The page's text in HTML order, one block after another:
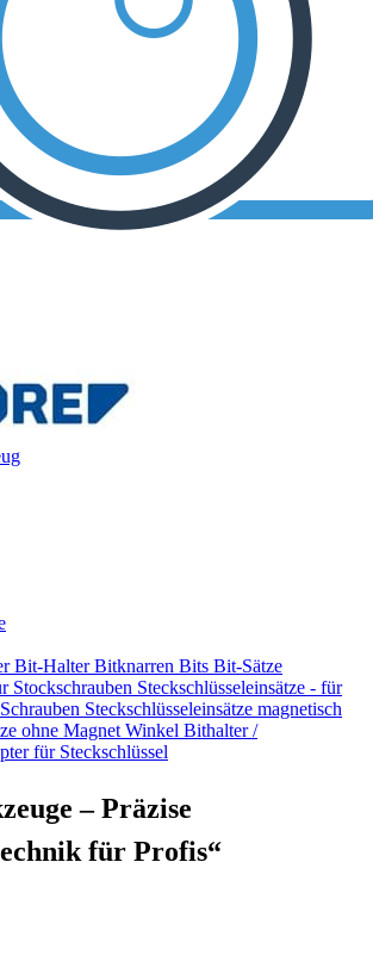
Bit-Halter Bitknarren Bits Bit-Sätze
Stockschrauben Steckschlüsseleinsätze - für
Steckschlüsseleinsätze magnetisch
ohne Magnet Winkel Bithalter /
für Steckschlüssel
– Präzise
für Profis“